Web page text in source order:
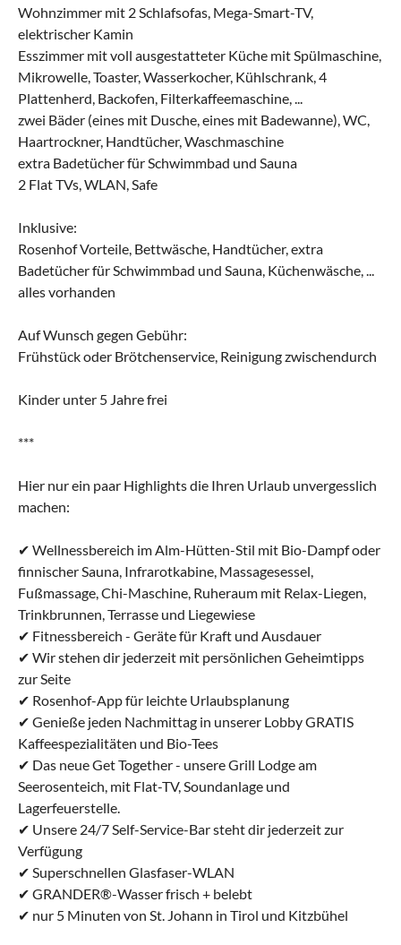
Wohnzimmer mit 2 Schlafsofas, Mega-Smart-TV,
elektrischer Kamin
Esszimmer mit voll ausgestatteter Küche mit Spülmaschine,
Mikrowelle, Toaster, Wasserkocher, Kühlschrank, 4
Plattenherd, Backofen, Filterkaffeemaschine, ...
zwei Bäder (eines mit Dusche, eines mit Badewanne), WC,
Haartrockner, Handtücher, Waschmaschine
extra Badetücher für Schwimmbad und Sauna
2 Flat TVs, WLAN, Safe
Inklusive:
Rosenhof Vorteile, Bettwäsche, Handtücher, extra
Badetücher für Schwimmbad und Sauna, Küchenwäsche, ...
alles vorhanden
Auf Wunsch gegen Gebühr:
Frühstück oder Brötchenservice, Reinigung zwischendurch
Kinder unter 5 Jahre frei
***
Hier nur ein paar Highlights die Ihren Urlaub unvergesslich
machen:
✔ Wellnessbereich im Alm-Hütten-Stil mit Bio-Dampf oder
finnischer Sauna, Infrarotkabine, Massagesessel,
Fußmassage, Chi-Maschine, Ruheraum mit Relax-Liegen,
Trinkbrunnen, Terrasse und Liegewiese
✔ Fitnessbereich - Geräte für Kraft und Ausdauer
✔ Wir stehen dir jederzeit mit persönlichen Geheimtipps
zur Seite
✔ Rosenhof-App für leichte Urlaubsplanung
✔ Genieße jeden Nachmittag in unserer Lobby GRATIS
Kaffeespezialitäten und Bio-Tees
✔ Das neue Get Together - unsere Grill Lodge am
Seerosenteich, mit Flat-TV, Soundanlage und
Lagerfeuerstelle.
✔ Unsere 24/7 Self-Service-Bar steht dir jederzeit zur
Verfügung
✔ Superschnellen Glasfaser-WLAN
✔ GRANDER®-Wasser frisch + belebt
✔ nur 5 Minuten von St. Johann in Tirol und Kitzbühel